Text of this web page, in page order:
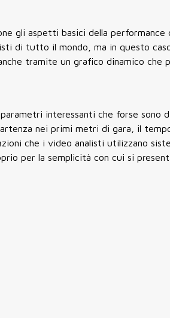
gli aspetti basici della
di tutto il mondo, ma in questo
tramite un grafico dinamico
interessanti che forse sono
nei primi metri di gara, il
che i video analisti utilizzano
per la semplicità con cui si